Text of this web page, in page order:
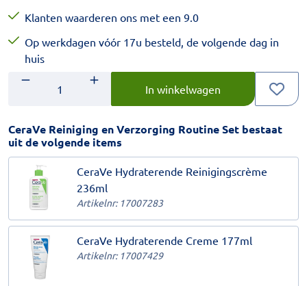
Klanten waarderen ons met een 9.0
Op werkdagen vóór 17u besteld, de volgende dag in
huis
Aantal
Voer het gewenste aantal in.
In winkelwagen
CeraVe Reiniging en Verzorging Routine Set bestaat
uit de volgende items
CeraVe Hydraterende Reinigingscrème
236ml
Artikelnr: 17007283
CeraVe Hydraterende Creme 177ml
Artikelnr: 17007429